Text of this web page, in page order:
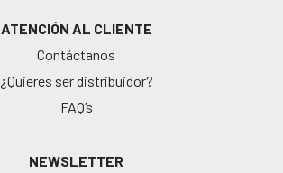
ATENCIÓN AL CLIENTE
Contáctanos
¿Quieres ser distribuidor?
FAQ’s
NEWSLETTER